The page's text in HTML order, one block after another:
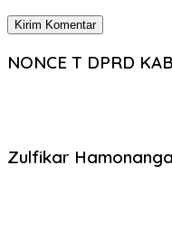
NONCE T DPRD
Zulfikar